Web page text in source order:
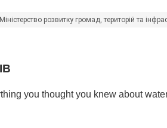
Міністерство розвитку громад, територій та